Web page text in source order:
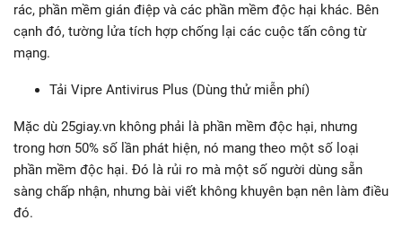
rác, phần mềm gián điệp và các phần mềm độc hại khác. Bên
cạnh đó, tường lửa tích hợp chống lại các cuộc tấn công từ
mạng.
Tải Vipre Antivirus Plus (Dùng thử miễn phí)
Mặc dù 25giay.vn không phải là phần mềm độc hại, nhưng
trong hơn 50% số lần phát hiện, nó mang theo một số loại
phần mềm độc hại. Đó là rủi ro mà một số người dùng sẵn
sàng chấp nhận, nhưng bài viết không khuyên bạn nên làm điều
đó.